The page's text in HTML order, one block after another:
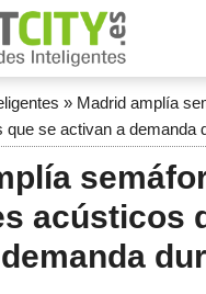
» Madrid amplía
se activan a demanda
acústicos